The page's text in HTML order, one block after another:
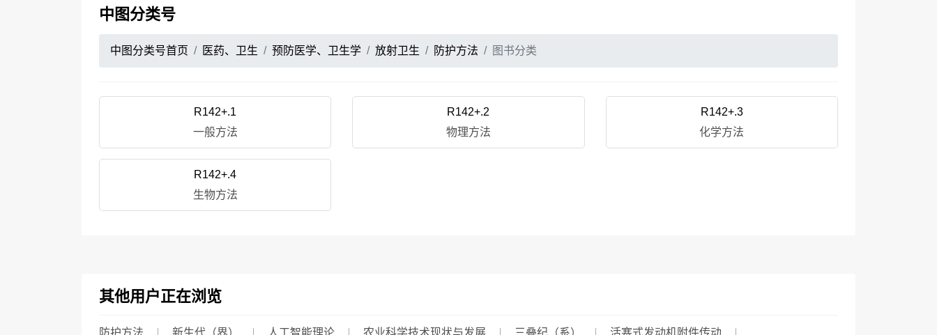
中图分类号
中图分类号首页 医药、卫生 预防医学、卫生学 放射卫生 防护方法 图书分类
R142+.1
一般方法
R142+.2
物理方法
R142+.3
化学方法
R142+.4
生物方法
其他用户正在浏览
防护方法 新生代（界） 人工智能理论 农业科学技术现状与发展 三叠纪（系） 活塞式发动机附件传动